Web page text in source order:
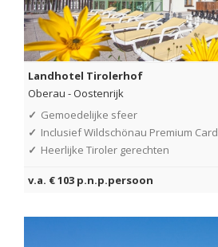
Landhotel Tirolerhof
Oberau -Oostenrijk
✓ Gemoedelijke sfeer
✓ Inclusief Wildschönau Premium Card
✓ Heerlijke Tiroler gerechten
v.a. € 103 p.n.p.persoon